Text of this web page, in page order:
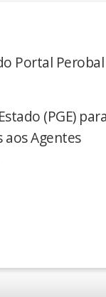
Portal Perobal
(PGE) para
Agentes